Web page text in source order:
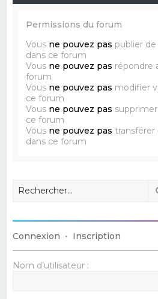
Permissions du forum
Vous ne pouvez pas publier
dans ce forum
Vous ne pouvez pas répondre
forum
Vous ne pouvez pas modifier
ce forum
Vous ne pouvez pas
ce forum
Vous ne pouvez pas transférer
dans ce forum
Connexion • Inscription
Nom d’utilisateur :